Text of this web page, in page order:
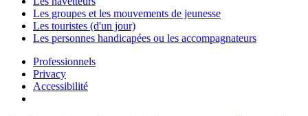
Les groupes et les mouvements de jeunesse
Les touristes (d'un jour)
Les personnes handicapées ou les accompagnateurs
Professionnels
Privacy
Accessibilité